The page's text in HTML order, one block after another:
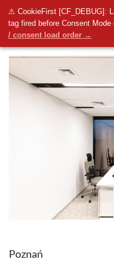
⚠ CookieFirst [CF_DEBUG]:
tag fired before Consent
/ consent load order →
Poznań